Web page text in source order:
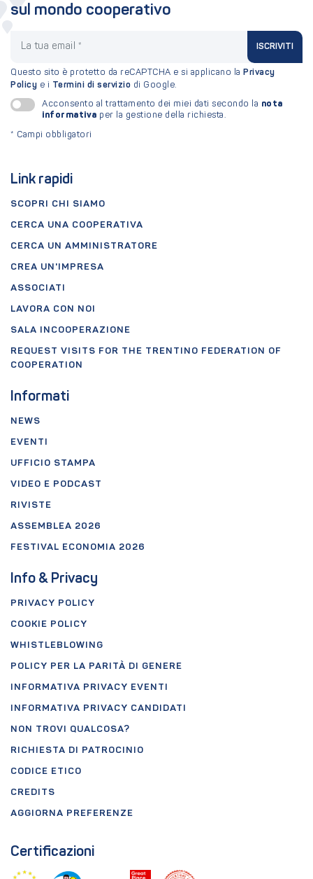
Link rapidi
SCOPRI CHI SIAMO
CERCA UNA COOPERATIVA
CERCA UN AMMINISTRATORE
CREA UN'IMPRESA
ASSOCIATI
LAVORA CON NOI
SALA INCOOPERAZIONE
REQUEST VISITS FOR THE TRENTINO FEDERATION OF
COOPERATION
Informati
NEWS
EVENTI
UFFICIO STAMPA
VIDEO E PODCAST
RIVISTE
ASSEMBLEA 2026
FESTIVAL ECONOMIA 2026
Info & Privacy
PRIVACY POLICY
COOKIE POLICY
WHISTLEBLOWING
POLICY PER LA PARITÀ DI GENERE
INFORMATIVA PRIVACY EVENTI
INFORMATIVA PRIVACY CANDIDATI
NON TROVI QUALCOSA?
RICHIESTA DI PATROCINIO
CODICE ETICO
CREDITS
AGGIORNA PREFERENZE
Certificazioni
sul mondo cooperativo
ISCRIVITI
Questo sito è protetto da reCAPTCHA e si applicano la Privacy
Policy e i Termini di servizio di Google.
Acconsento al trattamento dei miei dati secondo la nota
informativa per la gestione della richiesta.
* Campi obbligatori